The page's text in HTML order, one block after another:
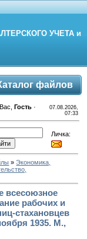
УЧЕТА и
файлов
,Гость ·
07.08.2026,
07:33
Личка:
»Экономика,
всесоюзное
рабочих и
стахановцев
1935. М.,